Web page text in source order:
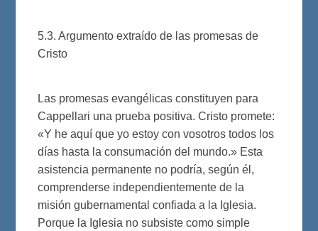
5.3. Argumento extraído de las promesas de
Cristo
Las promesas evangélicas constituyen para
Cappellari una prueba positiva. Cristo promete:
«Y he aquí que yo estoy con vosotros todos los
días hasta la consumación del mundo.» Esta
asistencia permanente no podría, según él,
comprenderse independientemente de la
misión gubernamental confiada a la Iglesia.
Porque la Iglesia no subsiste como simple